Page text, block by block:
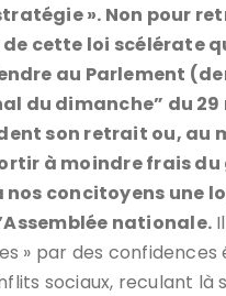
». Non pour
cette loi scélérate
au Parlement
du dimanche” du
son retrait ou, au
à moindre frais du
concitoyens une
nationale.Il
» par des confidences
sociaux, reculant là